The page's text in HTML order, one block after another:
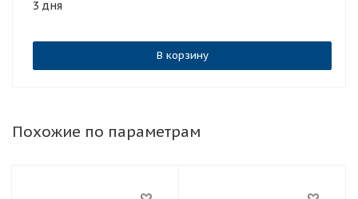
3 дня
В корзину
Похожие по параметрам